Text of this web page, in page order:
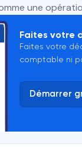
une
Faites votre
Faites votre
comptable ni
Démarrer